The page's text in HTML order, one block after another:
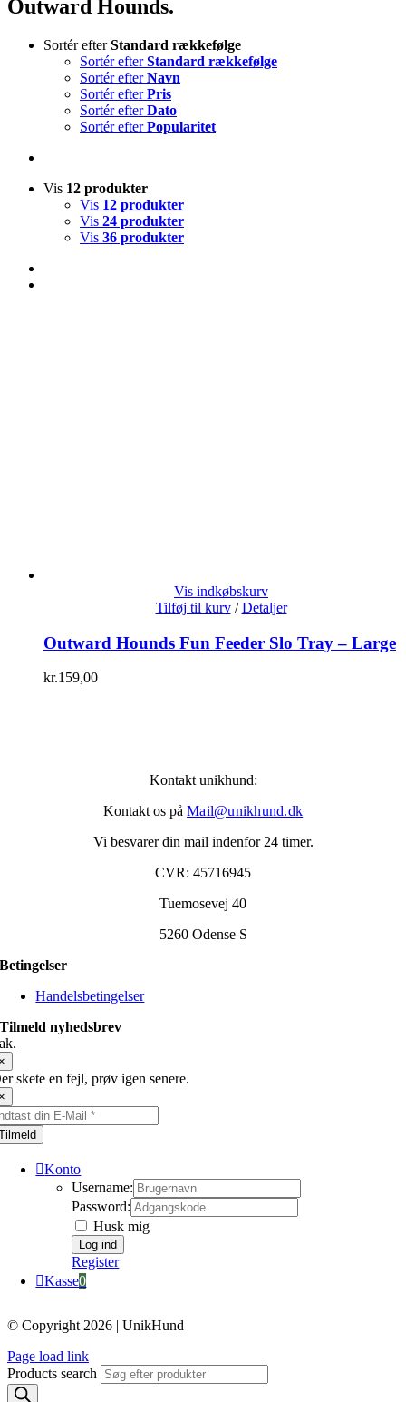
Outward Hounds.
Sortér efterStandard rækkefølge
Sortér efterStandard rækkefølge
Sortér efterNavn
Sortér efterPris
Sortér efterDato
Sortér efterPopularitet
Vis 12 produkter
Vis 12 produkter
Vis 24 produkter
Vis 36 produkter
Vis indkøbskurv
Tilføj til kurv / Detaljer
Outward Hounds Fun Feeder Slo Tray – Large
kr.159,00
Kontakt unikhund:
Kontakt os på Mail@unikhund.dk
Vi besvarer din mail indenfor 24 timer.
CVR: 45716945
Tuemosevej 40
5260 Odense S
Betingelser
Handelsbetingelser
Tilmeld nyhedsbrev
skete en fejl, prøv igen senere.
Konto
Username:
Password:
Husk mig
Register
Kasse0
© Copyright 2026 | UnikHund
Page load link
Products search